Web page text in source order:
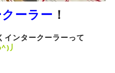
ーラー ！
インタークーラーって
丿